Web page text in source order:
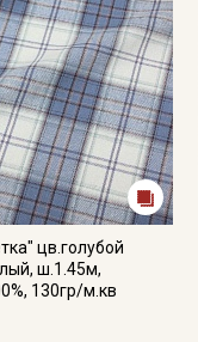
цв.голубой
ш.1.45м,
130гр/м.кв